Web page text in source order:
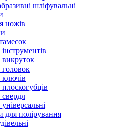
шліфувальні
ножів
для полірування